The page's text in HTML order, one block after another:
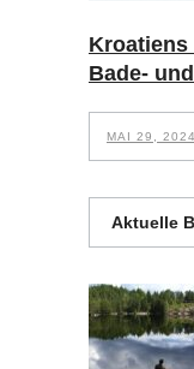
Kroatiens
Bade-
MAI 29, 2024
Aktuelle